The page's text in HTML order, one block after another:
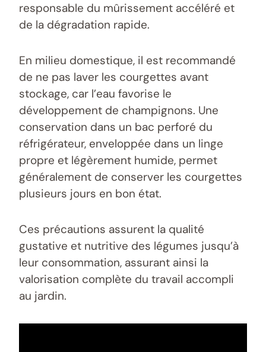
responsable du mûrissement accéléré et
de la dégradation rapide.
En milieu domestique, il est recommandé
de ne pas laver les courgettes avant
stockage, car l’eau favorise le
développement de champignons. Une
conservation dans un bac perforé du
réfrigérateur, enveloppée dans un linge
propre et légèrement humide, permet
généralement de conserver les courgettes
plusieurs jours en bon état.
Ces précautions assurent la qualité
gustative et nutritive des légumes jusqu’à
leur consommation, assurant ainsi la
valorisation complète du travail accompli
au jardin.